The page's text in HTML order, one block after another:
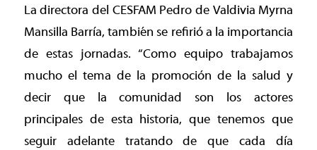
La directora del CESFAM Pedro de Valdivia Myrna
Mansilla Barría, también se refirió a la importancia
de estas jornadas. “Como equipo trabajamos
mucho el tema de la promoción de la salud y
decir que la comunidad son los actores
principales de esta historia, que tenemos que
seguir adelante tratando de que cada día